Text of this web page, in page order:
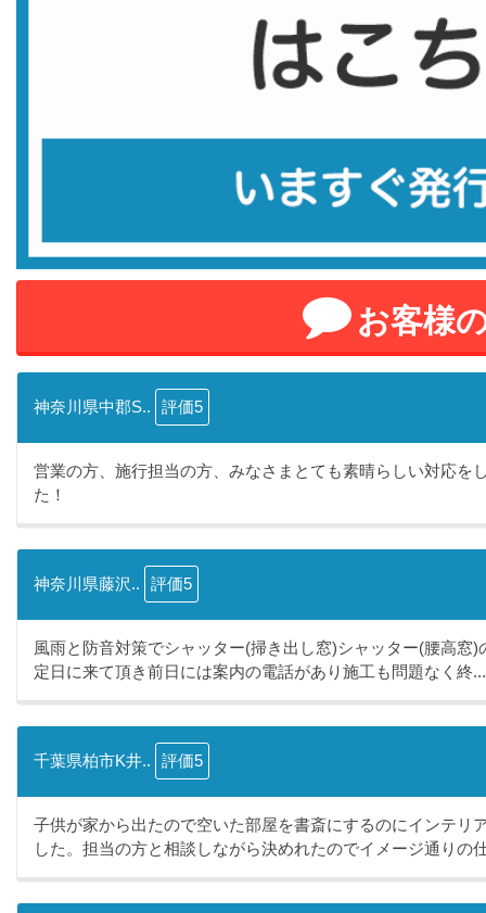
お客様
神奈川県中郡S.. 評価5
営業の方、施行担当の方、みなさまとても素晴らしい対応を
た！
神奈川県藤沢.. 評価5
風雨と防音対策でシャッター(掃き出し窓)シャッター(腰高窓
定日に来て頂き前日には案内の電話があり施工も問題なく終...
千葉県柏市K井.. 評価5
子供が家から出たので空いた部屋を書斎にするのにインテリ
した。担当の方と相談しながら決めれたのでイメージ通りの